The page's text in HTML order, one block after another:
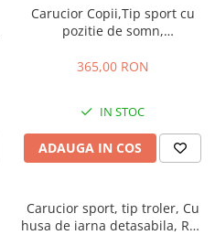
Carucior Copii,Tip sport cu
pozitie de somn,
avion,Tehnologia inovatoarea
365,00 RON
IN STOC
ADAUGA IN COS
Carucior sport, tip troler, Cu
husa de iarna detasabila, Roti